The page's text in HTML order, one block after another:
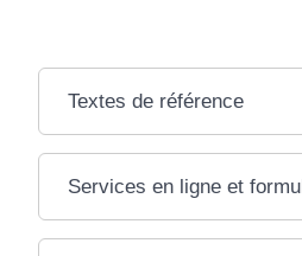
Textes de référence
Services en ligne et